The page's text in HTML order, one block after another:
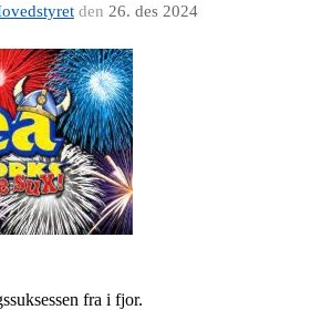
den 26. des 2024
fra i fjor.